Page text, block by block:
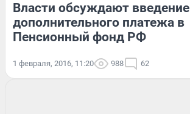
Власти обсуждают введение
дополнительного платежа в
Пенсионный фонд РФ
1 февраля, 2016, 11:20 988 62